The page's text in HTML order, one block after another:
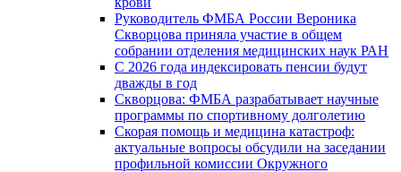
Руководитель ФМБА России Вероника
Скворцова приняла участие в общем
собрании отделения медицинских наук РАН
С 2026 года индексировать пенсии будут
дважды в год
Скворцова: ФМБА разрабатывает научные
программы по спортивному долголетию
Скорая помощь и медицина катастроф:
актуальные вопросы обсудили на заседании
профильной комиссии Окружного